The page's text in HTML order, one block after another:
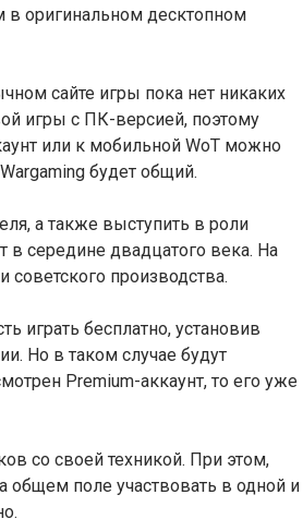
оригинальном десктопном
сайте игры пока нет никаких
игры с ПК-версией, поэтому
или к мобильной WoT можно
будет общий.
а также выступить в роли
в середине двадцатого века. На
производства.
играть бесплатно, установив
Но в таком случае будут
Premium-аккаунт, то его уже
со своей техникой. При этом,
общем поле участвовать в одной и